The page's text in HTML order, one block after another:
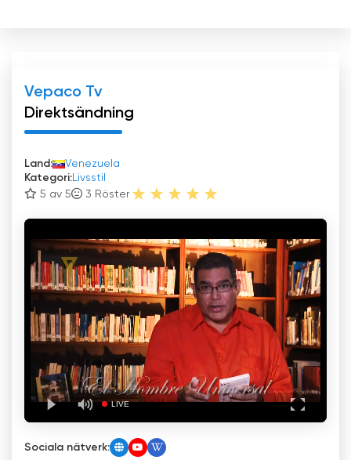
Vepaco Tv
Direktsändning
Land:
Venezuela
Kategori:Livsstil
5 av 5
3 Röster
Sociala nätverk: